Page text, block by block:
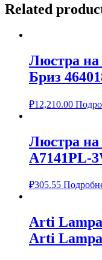
Related
Люстра
Бриз
₽12,210.00
Люстра на
A7141PL-
₽305.55
Arti
Arti